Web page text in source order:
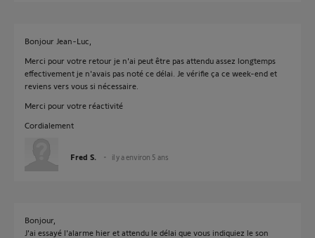
Bonjour Jean-Luc,
Merci pour votre retour je n'ai peut être pas attendu assez longtemps
effectivement je n'avais pas noté ce délai. Je vérifie ça ce week-end et
reviens vers vous si nécessaire.
Merci pour votre réactivité
Cordialement
Fred S. il y a environ 5 ans
Bonjour,
J'ai essayé l'alarme hier et attendu le délai que vous indiquiez le son